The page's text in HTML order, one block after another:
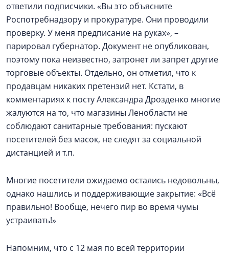
ответили подписчики. «Вы это объясните
Роспотребнадзору и прокуратуре. Они проводили
проверку. У меня предписание на руках», –
парировал губернатор. Документ не опубликован,
поэтому пока неизвестно, затронет ли запрет другие
торговые объекты. Отдельно, он отметил, что к
продавцам никаких претензий нет. Кстати, в
комментариях к посту Александра Дрозденко многие
жалуются на то, что магазины Ленобласти не
соблюдают санитарные требования: пускают
посетителей без масок, не следят за социальной
дистанцией и т.п.
Многие посетители ожидаемо остались недовольны,
однако нашлись и поддерживающие закрытие: «Всё
правильно! Вообще, нечего пир во время чумы
устраивать!»
Напомним, что с 12 мая по всей территории